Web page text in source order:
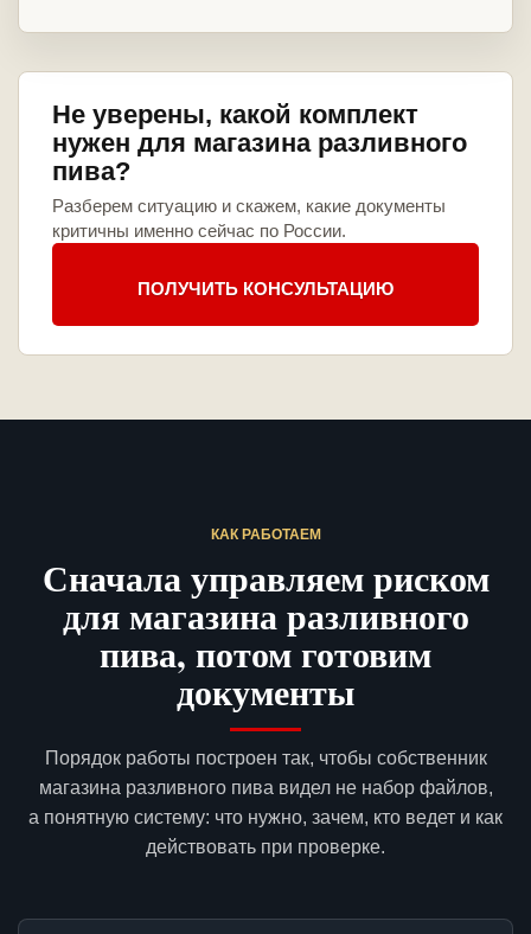
Не уверены, какой комплект
нужен для магазина разливного
пива?
Разберем ситуацию и скажем, какие документы
критичны именно сейчас по России.
ПОЛУЧИТЬ КОНСУЛЬТАЦИЮ
КАК РАБОТАЕМ
Сначала управляем риском
для магазина разливного
пива, потом готовим
документы
Порядок работы построен так, чтобы собственник
магазина разливного пива видел не набор файлов,
а понятную систему: что нужно, зачем, кто ведет и как
действовать при проверке.